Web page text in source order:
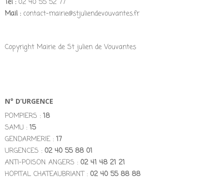
Tél :02 40 55 52 77
Mail :contact-mairie@stjuliendevouvantes.fr
Copyright Mairie de St julien de Vouvantes
N° D’URGENCE
POMPIERS : 18
SAMU : 15
GENDARMERIE : 17
URGENCES : 02 40 55 88 01
ANTI-POISON ANGERS : 02 41 48 21 21
HOPITAL CHATEAUBRIANT : 02 40 55 88 88